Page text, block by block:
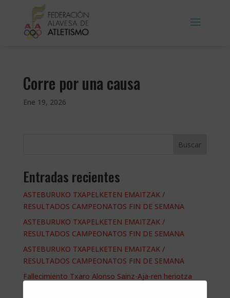
Corre por una causa
Ene 19, 2026
Buscar
Entradas recientes
ASTEBURUKO TXAPELKETEN EMAITZAK /
RESULTADOS CAMPEONATOS FIN DE SEMANA
ASTEBURUKO TXAPELKETEN EMAITZAK /
RESULTADOS CAMPEONATOS FIN DE SEMANA
ASTEBURUKO TXAPELKETEN EMAITZAK /
RESULTADOS CAMPEONATOS FIN DE SEMANA
Fallecimiento Txaro Alonso Sainz-Aja-ren heriotza